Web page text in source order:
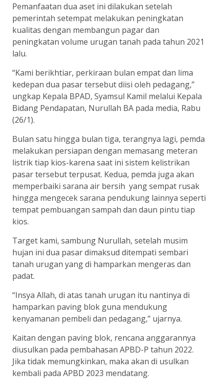
Pemanfaatan dua aset ini dilakukan setelah
pemerintah setempat melakukan peningkatan
kualitas dengan membangun pagar dan
peningkatan volume urugan tanah pada tahun 2021
lalu.
“Kami berikhtiar, perkiraan bulan empat dan lima
kedepan dua pasar tersebut diisi oleh pedagang,”
ungkap Kepala BPAD, Syamsul Kamil melalui Kepala
Bidang Pendapatan, Nurullah BA pada media, Rabu
(26/1).
Bulan satu hingga bulan tiga, terangnya lagi, pemda
melakukan persiapan dengan memasang meteran
listrik tiap kios-karena saat ini sistem kelistrikan
pasar tersebut terpusat. Kedua, pemda juga akan
memperbaiki sarana air bersih yang sempat rusak
hingga mengecek sarana pendukung lainnya seperti
tempat pembuangan sampah dan daun pintu tiap
kios.
Target kami, sambung Nurullah, setelah musim
hujan ini dua pasar dimaksud ditempati sembari
tanah urugan yang di hamparkan mengeras dan
padat.
“Insya Allah, di atas tanah urugan itu nantinya di
hamparkan paving blok guna mendukung
kenyamanan pembeli dan pedagang,” ujarnya.
Kaitan dengan paving blok, rencana anggarannya
diusulkan pada pembahasan APBD-P tahun 2022.
Jika tidak memungkinkan, maka akan di usulkan
kembali pada APBD 2023 mendatang.